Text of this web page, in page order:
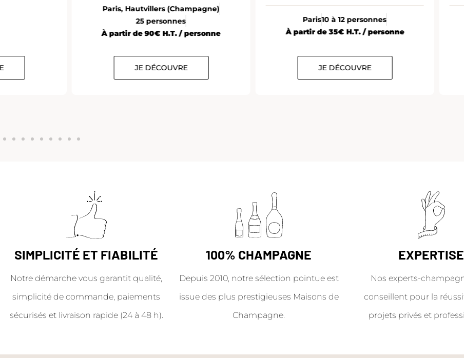
Paris, Hautvillers (Champagne)
25 personnes
À partir de 90€ H.T. / personne
JE DÉCOUVRE
Paris10 à 12 personnes
À partir de 35€ H.T. / personne
JE DÉCOUVRE
SIMPLICITÉ ET FIABILITÉ
Notre démarche vous garantit qualité,
simplicité de commande, paiements
sécurisés et livraison rapide (24 à 48 h).
100% CHAMPAGNE
Depuis 2010, notre sélection pointue est
issue des plus prestigieuses Maisons de
Champagne.
EXPERTISE
Nos experts-
conseillent pour la
projets privés et